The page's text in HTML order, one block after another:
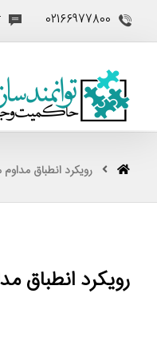
02166977800
رویکرد انطباق
رویکرد انطباق